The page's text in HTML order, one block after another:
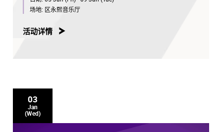
场地: 区永熙音乐厅
活动详情
03
Jan
(Wed)